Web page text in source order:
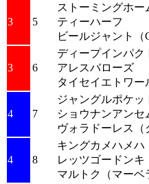
3 5
ストーミングホー
ティーハーフ
ビールジャント
3 6
ディープインパク
アレスバローズ
タイセイエトワー
4 7
ジャングルポケッ
ショウナンアンセ
ヴォラドーレス
4 8
キングカメハメハ
レッツゴードンキ
マルトク
（マー